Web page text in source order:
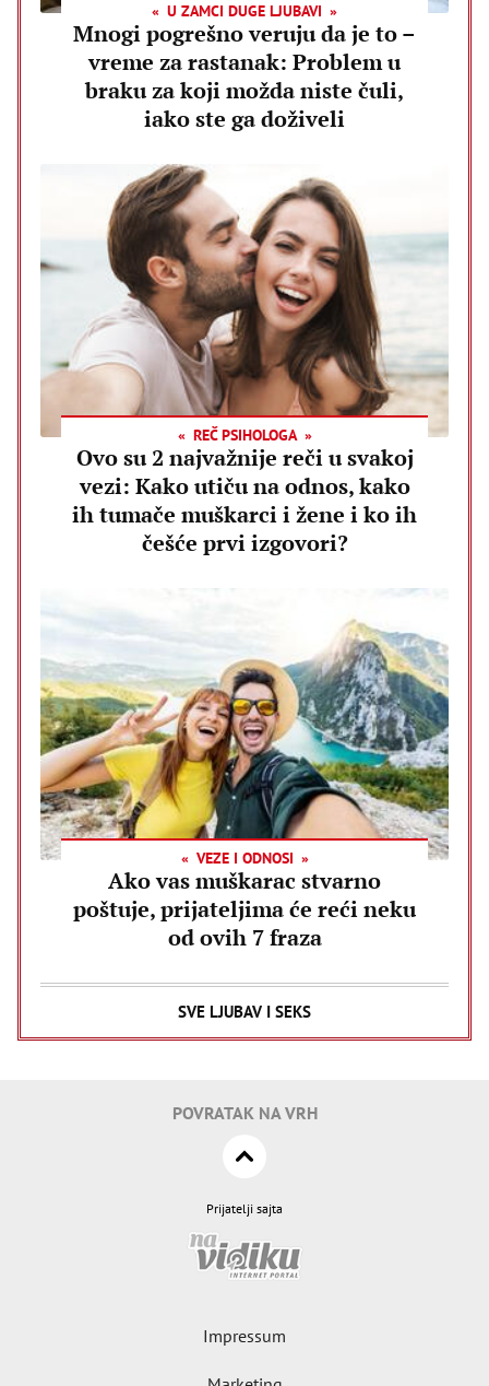
U ZAMCI DUGE LJUBAVI
Mnogi pogrešno veruju da je to –
vreme za rastanak: Problem u
braku za koji možda niste čuli,
iako ste ga doživeli
REČ PSIHOLOGA
Ovo su 2 najvažnije reči u svakoj
vezi: Kako utiču na odnos, kako
ih tumače muškarci i žene i ko ih
češće prvi izgovori?
VEZE I ODNOSI
Ako vas muškarac stvarno
poštuje, prijateljima će reći neku
od ovih 7 fraza
SVE LJUBAV I SEKS
POVRATAK NA VRH
Prijatelji sajta
Impressum